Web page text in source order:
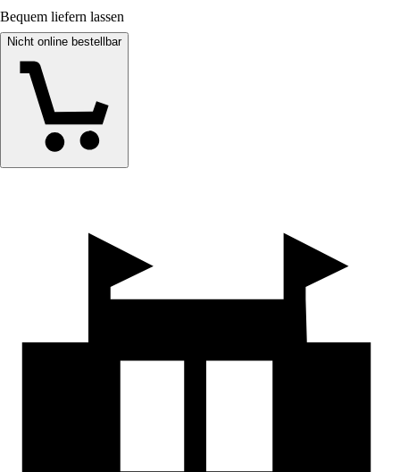
Bequem liefern lassen
Nicht online bestellbar